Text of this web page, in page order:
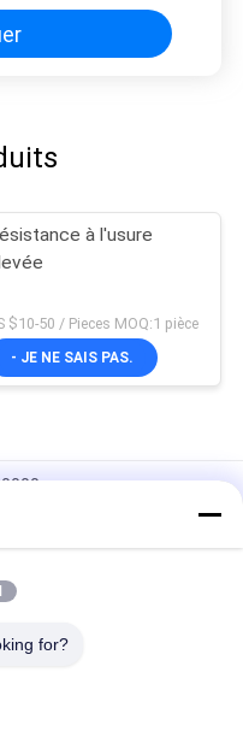
à l'usure
$10-50 / Pieces MOQ:1 pièce
- JE NE SAIS PAS.
coups.
de tungstène
ISO9001
Haute précision
for?